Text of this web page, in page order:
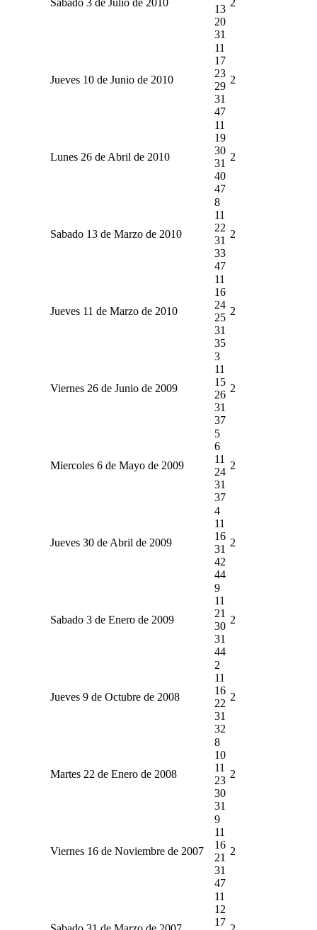
13
20
31
Jueves 10 de Junio de 2010
11
17
23
29
31
47
2
Lunes 26 de Abril de 2010
11
19
30
31
40
47
2
Sabado 13 de Marzo de 2010
8
11
22
31
33
47
2
Jueves 11 de Marzo de 2010
11
16
24
25
31
35
2
Viernes 26 de Junio de 2009
3
11
15
26
31
37
2
Miercoles 6 de Mayo de 2009
5
6
11
24
31
37
2
Jueves 30 de Abril de 2009
4
11
16
31
42
44
2
Sabado 3 de Enero de 2009
9
11
21
30
31
44
2
Jueves 9 de Octubre de 2008
2
11
16
22
31
32
2
Martes 22 de Enero de 2008
8
10
11
23
30
31
2
Viernes 16 de Noviembre de 2007
9
11
16
21
31
47
2
11
12
17